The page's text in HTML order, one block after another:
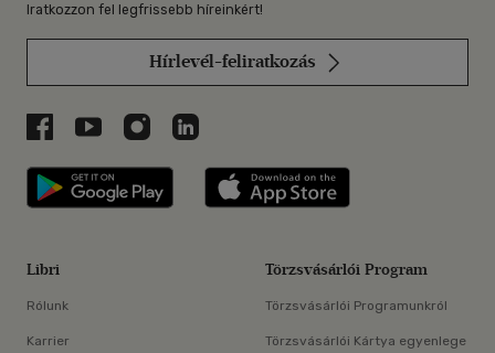
Iratkozzon fel legfrissebb híreinkért!
Hírlevél-feliratkozás
Libri a Facebookon
Libri a Youtube-on
Libri az Instagramon
Libri a LinkedInen
Libri applikáció Szerezd meg: Google
Libri
Rólunk
Karrier
Törzsvásárlói Program
Törzsvásárlói Programunkról
Törzsvásárlói Kártya egyenlege